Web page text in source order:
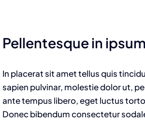
Pellentesque in
In placerat sit amet tellus quis
sapien pulvinar, molestie dolor ut,
ante tempus libero, eget luctus
Donec bibendum consectetur